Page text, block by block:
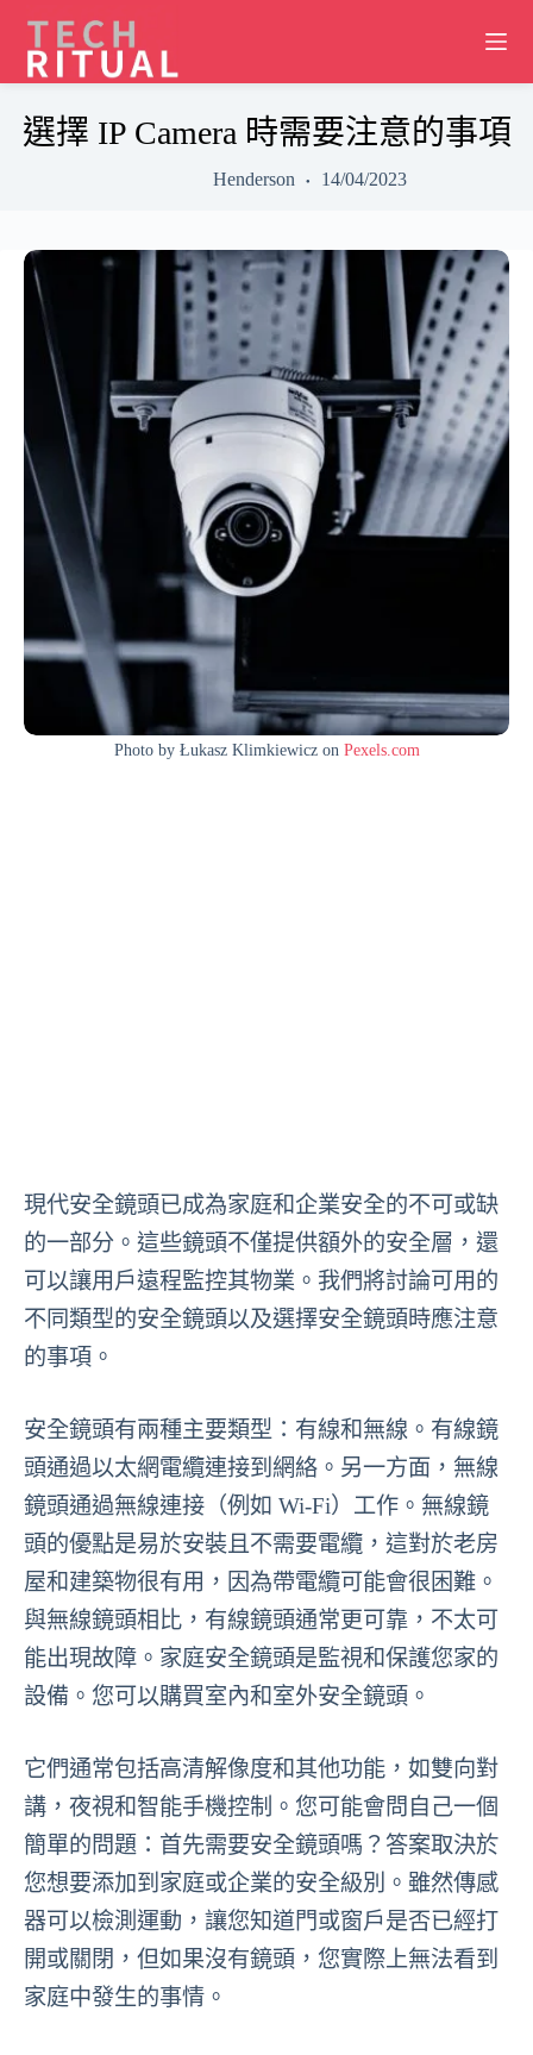
content
選擇 IP Camera 時需要注意的事項
Henderson 14/04/2023
Photo by Łukasz Klimkiewicz on Pexels.com
現代安全鏡頭已成為家庭和企業安全的不可或缺
的一部分。這些鏡頭不僅提供額外的安全層，還
可以讓用戶遠程監控其物業。我們將討論可用的
不同類型的安全鏡頭以及選擇安全鏡頭時應注意
的事項。
安全鏡頭有兩種主要類型：有線和無線。有線鏡
頭通過以太網電纜連接到網絡。另一方面，無線
鏡頭通過無線連接（例如 Wi-Fi）工作。無線鏡
頭的優點是易於安裝且不需要電纜，這對於老房
屋和建築物很有用，因為帶電纜可能會很困難。
與無線鏡頭相比，有線鏡頭通常更可靠，不太可
能出現故障。家庭安全鏡頭是監視和保護您家的
設備。您可以購買室內和室外安全鏡頭。
它們通常包括高清解像度和其他功能，如雙向對
講，夜視和智能手機控制。您可能會問自己一個
簡單的問題：首先需要安全鏡頭嗎？答案取決於
您想要添加到家庭或企業的安全級別。雖然傳感
器可以檢測運動，讓您知道門或窗戶是否已經打
開或關閉，但如果沒有鏡頭，您實際上無法看到
家庭中發生的事情。